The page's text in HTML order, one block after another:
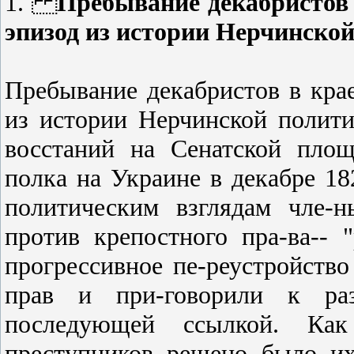
эпизод из истории
Пребывание декабристов в
из истории Нерчинской
восстаний на Сенатской
полка на Украине в декабре
политическим взглядам
против крепостного пра-ва--
прогрессивное пе-
прав и при-говорили к
последующей ссылкой.